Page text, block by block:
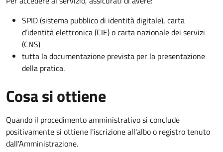
SPID (sistema pubblico di identità digitale), carta
d’identità elettronica (CIE) o carta nazionale dei servizi
(CNS)
tutta la documentazione prevista per la presentazione
della pratica.
Cosa si ottiene
Quando il procedimento amministrativo si conclude
positivamente si ottiene l'iscrizione all'albo o registro tenuto
dall'Amministrazione.